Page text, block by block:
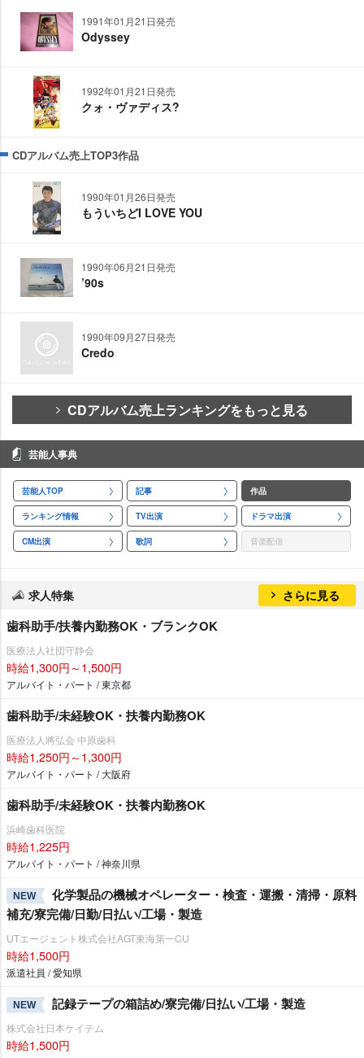
1991年01月21日発売
Odyssey
1992年01月21日発売
クォ・ヴァディス?
CDアルバム売上TOP3作品
1990年01月26日発売
もういちどI LOVE YOU
1990年06月21日発売
’90s
1990年09月27日発売
Credo
CDアルバム売上ランキングをもっと見る
芸能人事典
芸能人TOP 記事 作品
ランキング情報 TV出演 ドラマ出演
CM出演 歌詞 音楽配信
求人特集 さらに見る
歯科助手/扶養内勤務OK・ブランクOK
医療法人社団守静会
時給1,300円～1,500円
アルバイト・パート / 東京都
歯科助手/未経験OK・扶養内勤務OK
医療法人將弘会 中原歯科
時給1,250円～1,300円
アルバイト・パート / 大阪府
歯科助手/未経験OK・扶養内勤務OK
浜崎歯科医院
時給1,225円
アルバイト・パート / 神奈川県
NEW
化学製品の機械オペレーター・検査・運搬・清掃・原料
補充/寮完備/日勤/日払い/工場・製造
UTエージェント株式会社AGT東海第一CU
時給1,500円
派遣社員 / 愛知県
NEW 記録テープの箱詰め/寮完備/日払い/工場・製造
株式会社日本ケイテム
時給1,500円